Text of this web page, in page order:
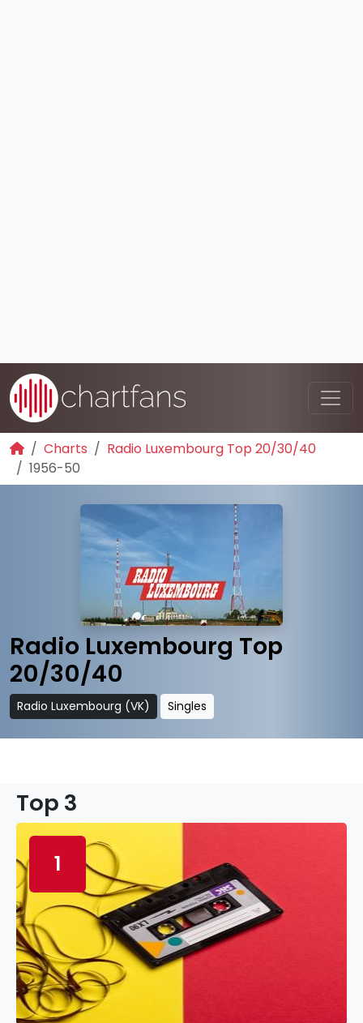
Charts
Radio Luxembourg Top 20/30/40
1956-50
Radio Luxembourg Top
20/30/40
Radio Luxembourg (VK) Singles
Top 3
1